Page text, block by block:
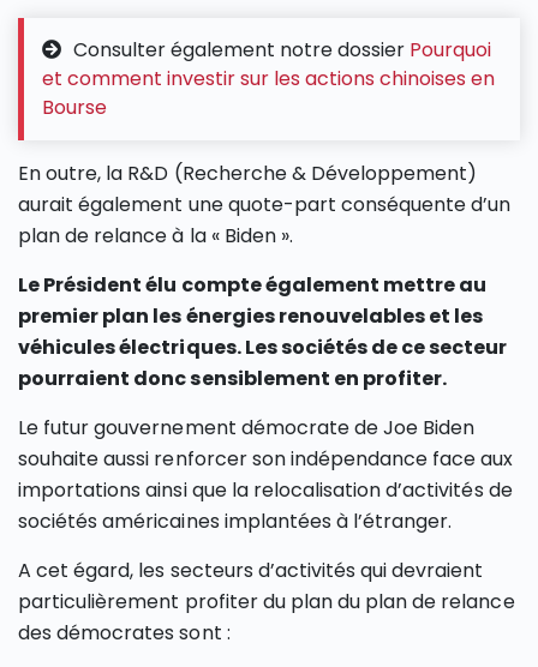
Consulter également notre dossier Pourquoi
et comment investir sur les actions chinoises en
Bourse
En outre, la R&D (Recherche & Développement)
aurait également une quote-part conséquente d’un
plan de relance à la « Biden ».
Le Président élu compte également mettre au
premier plan les énergies renouvelables et les
véhicules électriques. Les sociétés de ce secteur
pourraient donc sensiblement en profiter.
Le futur gouvernement démocrate de Joe Biden
souhaite aussi renforcer son indépendance face aux
importations ainsi que la relocalisation d’activités de
sociétés américaines implantées à l’étranger.
A cet égard, les secteurs d’activités qui devraient
particulièrement profiter du plan du plan de relance
des démocrates sont :